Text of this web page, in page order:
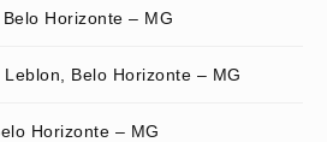
Horizonte – MG
Belo Horizonte – MG
Horizonte – MG